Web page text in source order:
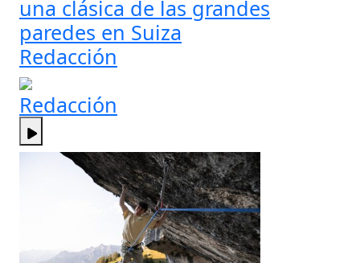
una clásica de las grandes
paredes en Suiza
Redacción
Redacción